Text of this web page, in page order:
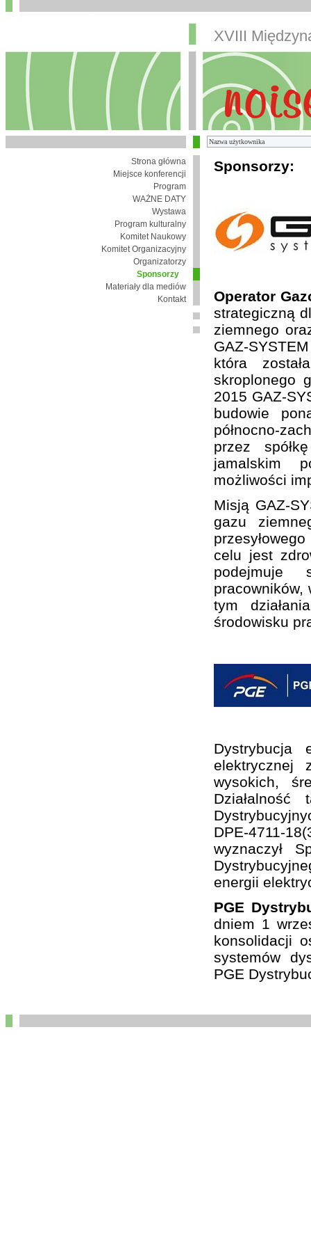
XVIII
Strona główna
Miejsce konferencji
Program
WAŻNE DATY
Wystawa
Program kulturalny
Komitet Naukowy
Komitet Organizacyjny
Organizatorzy
Sponsorzy
Materiały dla mediów
Kontakt
Sponsorzy:
Operator
strategiczną
ziemnego
GAZ-
która
skroplonego
2015 GAZ-
budowie
północno-
przez
jamalskim
możliwości
Misją GAZ-
gazu
celu jest
podejmuje
pracowników,
tym
środowisku
Dystrybucja
elektrycznej
wysokich,
DPE-4711-
wyznaczył
energii
PGE
dniem 1
konsolidacji
systemów
PGE